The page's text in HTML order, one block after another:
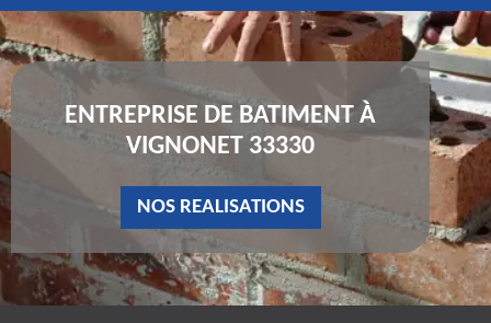
ENTREPRISE DE BATIMENT À
VIGNONET 33330
NOS REALISATIONS